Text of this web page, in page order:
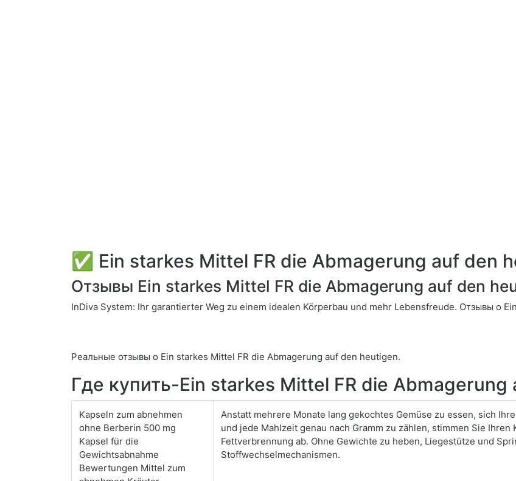
✅ Ein starkes Mittel FR die Abmagerung auf den
Отзывы Ein starkes Mittel FR die Abmagerung auf den
InDiva System: Ihr garantierter Weg zu einem idealen Körperbau und mehr Lebensfreude. Отзывы о
Реальные отзывы о Ein starkes Mittel FR die Abmagerung auf den heutigen.
Где купить-Ein starkes Mittel FR die
Kapseln zum abnehmen
ohne Berberin 500 mg
Kapsel für die
Gewichtsabnahme
Bewertungen Mittel zum
Anstatt mehrere Monate lang gekochtes Gemüse zu essen, sich
und jede Mahlzeit genau nach Gramm zu zählen, stimmen Sie
Fettverbrennung ab. Ohne Gewichte zu heben, Liegestütze und
Stoffwechselmechanismen.